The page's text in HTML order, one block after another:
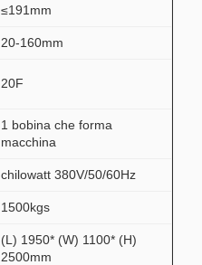
≤191mm
20-160mm
20F
1 bobina che forma
macchina
chilowatt 380V/50/60Hz
1500kgs
(L) 1950* (W) 1100* (H)
2500mm